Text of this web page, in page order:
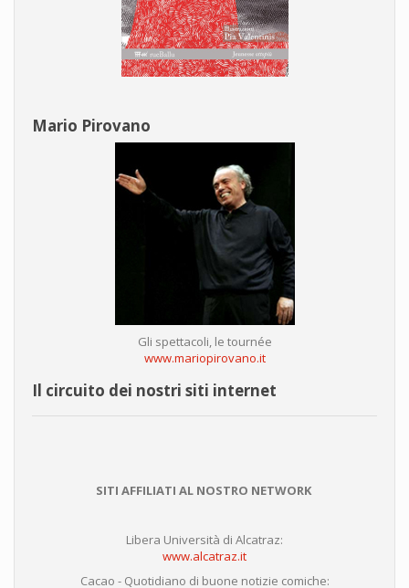
Mario Pirovano
Gli spettacoli, le tournée
www.mariopirovano.it
Il circuito dei nostri siti internet
SITI AFFILIATI AL NOSTRO NETWORK
Libera Università di Alcatraz:
www.alcatraz.it
Cacao - Quotidiano di buone notizie comiche: